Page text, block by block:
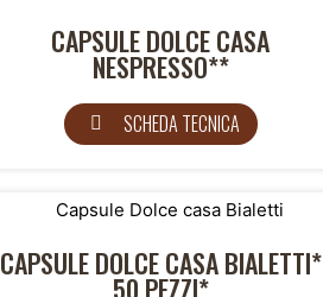
CAPSULE DOLCE CASA
NESPRESSO**
SCHEDA TECNICA
CAPSULE DOLCE CASA BIALETTI*
50 PEZZI*